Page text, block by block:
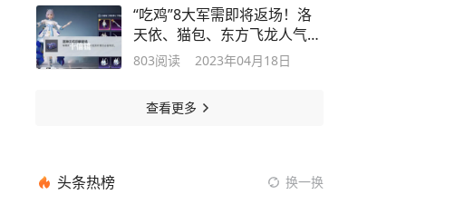
“吃鸡”8大军需即将返场！洛
天依、猫包、东方飞龙人气大
比拼！
803阅读 2023年04月18日
查看更多
头条热榜 换一换